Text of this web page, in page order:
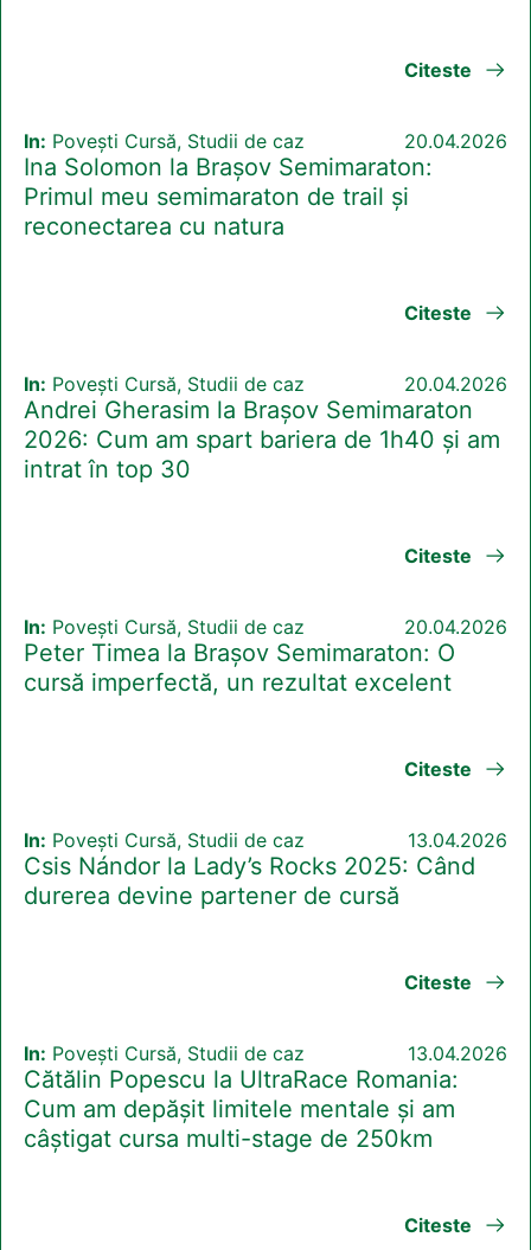
Citeste
In: Povești Cursă, Studii de caz 20.04.2026
Ina Solomon la Brașov Semimaraton:
Primul meu semimaraton de trail și
reconectarea cu natura
Citeste
In: Povești Cursă, Studii de caz 20.04.2026
Andrei Gherasim la Brașov Semimaraton
2026: Cum am spart bariera de 1h40 și am
intrat în top 30
Citeste
In: Povești Cursă, Studii de caz 20.04.2026
Peter Timea la Brașov Semimaraton: O
cursă imperfectă, un rezultat excelent
Citeste
In: Povești Cursă, Studii de caz 13.04.2026
Csis Nándor la Lady’s Rocks 2025: Când
durerea devine partener de cursă
Citeste
In: Povești Cursă, Studii de caz 13.04.2026
Cătălin Popescu la UltraRace Romania:
Cum am depășit limitele mentale și am
câștigat cursa multi-stage de 250km
Citeste